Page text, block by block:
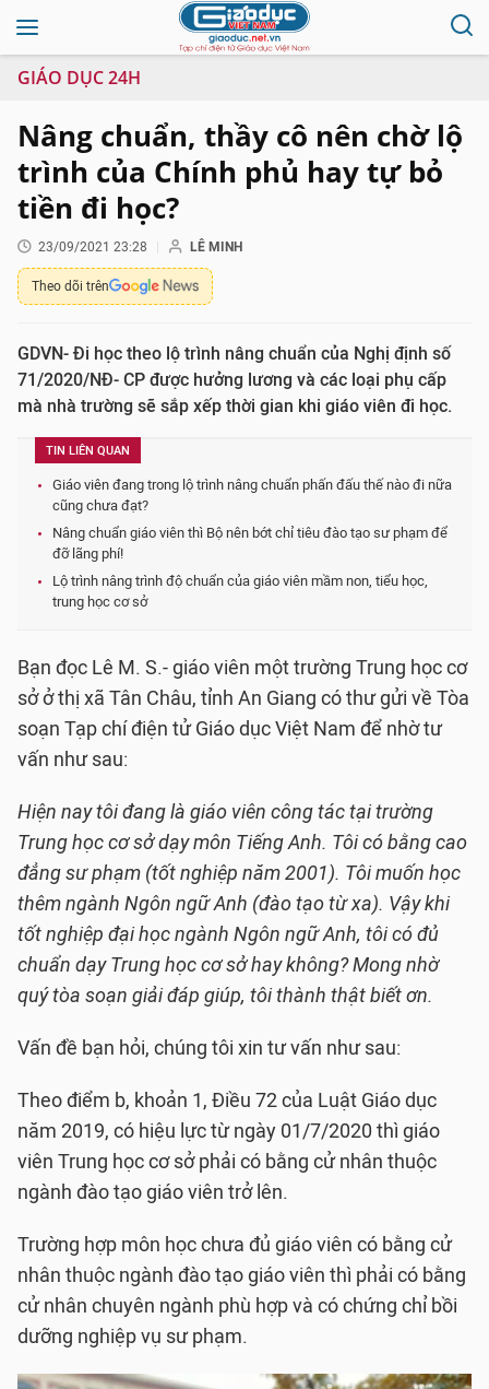
GIÁO DỤC 24H
Nâng chuẩn, thầy cô nên chờ lộ
trình của Chính phủ hay tự bỏ
tiền đi học?
23/09/2021 23:28 LÊ MINH
Theo dõi trên
GDVN- Đi học theo lộ trình nâng chuẩn của Nghị định số
71/2020/NĐ- CP được hưởng lương và các loại phụ cấp
mà nhà trường sẽ sắp xếp thời gian khi giáo viên đi học.
TIN LIÊN QUAN
Giáo viên đang trong lộ trình nâng chuẩn phấn đấu thế nào đi nữa
cũng chưa đạt?
Nâng chuẩn giáo viên thì Bộ nên bớt chỉ tiêu đào tạo sư phạm để
đỡ lãng phí!
Lộ trình nâng trình độ chuẩn của giáo viên mầm non, tiểu học,
trung học cơ sở
Bạn đọc Lê M. S.- giáo viên một trường Trung học cơ
sở ở thị xã Tân Châu, tỉnh An Giang có thư gửi về Tòa
soạn Tạp chí điện tử Giáo dục Việt Nam để nhờ tư
vấn như sau:
Hiện nay tôi đang là giáo viên công tác tại trường
Trung học cơ sở dạy môn Tiếng Anh. Tôi có bằng cao
đẳng sư phạm (tốt nghiệp năm 2001). Tôi muốn học
thêm ngành Ngôn ngữ Anh (đào tạo từ xa). Vậy khi
tốt nghiệp đại học ngành Ngôn ngữ Anh, tôi có đủ
chuẩn dạy Trung học cơ sở hay không? Mong nhờ
quý tòa soạn giải đáp giúp, tôi thành thật biết ơn.
Vấn đề bạn hỏi, chúng tôi xin tư vấn như sau:
Theo điểm b, khoản 1, Điều 72 của Luật Giáo dục
năm 2019, có hiệu lực từ ngày 01/7/2020 thì giáo
viên Trung học cơ sở phải có bằng cử nhân thuộc
ngành đào tạo giáo viên trở lên.
Trường hợp môn học chưa đủ giáo viên có bằng cử
nhân thuộc ngành đào tạo giáo viên thì phải có bằng
cử nhân chuyên ngành phù hợp và có chứng chỉ bồi
dưỡng nghiệp vụ sư phạm.